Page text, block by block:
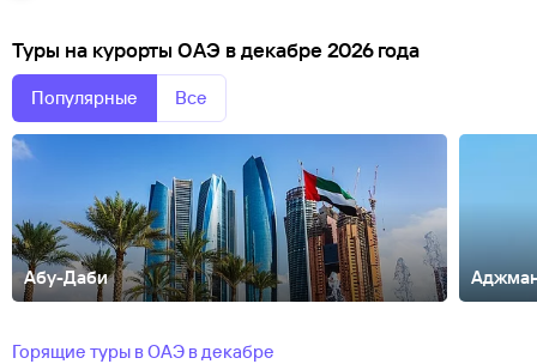
Туры на курорты ОАЭ в декабре 2026 года
Популярные Все
Абу-Даби
Горящие туры в ОАЭ в декабре